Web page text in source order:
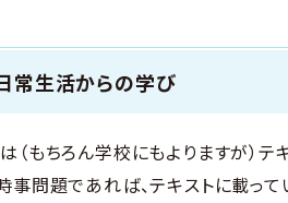
常生活からの学び
（もちろん学校にもよりますが）
事問題であれば、テキストに載っ